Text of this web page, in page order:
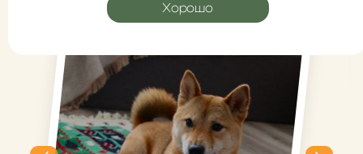
Плотный, красивая
расцветка, можно стирать,
уже подружился с роботом
пылесосом и Никой))
Хорошо